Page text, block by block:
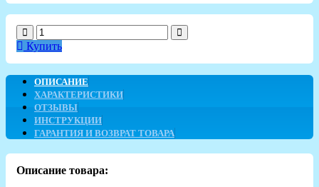
Купить
ОПИСАНИЕ
ХАРАКТЕРИСТИКИ
ОТЗЫВЫ
ИНСТРУКЦИИ
ГАРАНТИЯ И ВОЗВРАТ ТОВАРА
Описание товара: